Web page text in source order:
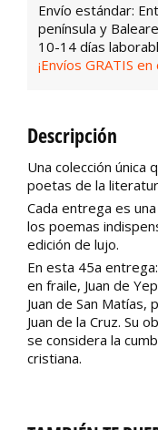
Envío estándar:
península y
10-14 días
¡Envíos GRATIS
Descripción
Una colección única
poetas de la
Cada entrega es
los poemas
edición de lujo.
En esta 45a entrega:
en fraile, Juan de
Juan de San Matías,
Juan de la Cruz. Su
se considera la
cristiana.